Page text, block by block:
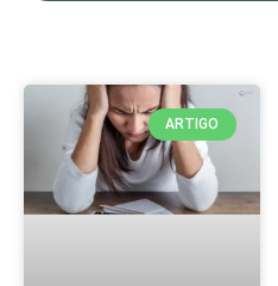
ARTIGO